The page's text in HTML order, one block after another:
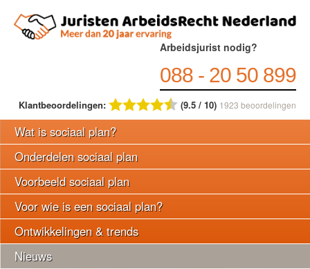
Arbeidsjurist nodig?
088 - 20 50 899
Klantbeoordelingen: (9.5 / 10) 1923 beoordelingen
Wat is sociaal plan?
Onderdelen sociaal plan
Voorbeeld sociaal plan
Voor wie is een sociaal plan?
Ontwikkelingen & trends
Nieuws